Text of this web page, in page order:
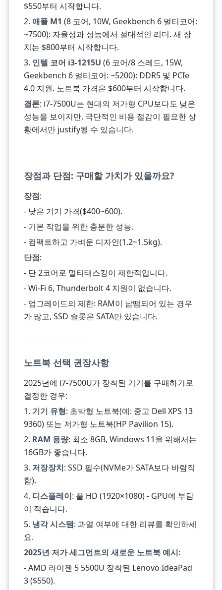
$550부터 시작합니다.
2. 애플 M1 (8 코어, 10W, Geekbench 6 멀티코어:
~7500): 자율성과 성능에서 절대적인 리더. 새 장
치는 $800부터 시작합니다.
3. 인텔 코어 i3-1215U (6 코어/8 스레드, 15W,
Geekbench 6 멀티코어: ~5200): DDR5 및 PCIe
4.0 지원. 노트북 가격은 $600부터 시작합니다.
결론: i7-7500U는 현대의 저가형 CPU보다도 낮은
성능을 보이지만, 극단적인 비용 절감이 필요한 상
황에서만 justify될 수 있습니다.
장점과 단점: 구매할 가치가 있을까요?
장점:
- 낮은 기기 가격($400~600).
- 기본 작업을 위한 충분한 성능.
- 컴팩트하고 가벼운 디자인(1.2~1.5kg).
단점:
- 단 2코어로 멀티태스킹이 제한적입니다.
- Wi-Fi 6, Thunderbolt 4 지원이 없습니다.
- 업그레이드의 제한: RAM이 납땜되어 있는 경우
가 많고, SSD 슬롯은 SATA만 있습니다.
노트북 선택 권장사항
2025년에 i7-7500U가 장착된 기기를 구매하기로
결정한 경우:
1. 기기 유형: 초박형 노트북(예: 중고 Dell XPS 13
9360) 또는 저가형 노트북(HP Pavilion 15).
2. RAM 용량: 최소 8GB, Windows 11을 위해서는
16GB가 좋습니다.
3. 저장장치: SSD 필수(NVMe가 SATA보다 바람직
함).
4. 디스플레이: 풀 HD (1920×1080) - GPU에 부담
이 적습니다.
5. 냉각 시스템: 과열 여부에 대한 리뷰를 확인하세
요.
2025년 저가 세그먼트의 새로운 노트북 예시:
- AMD 라이젠 5 5500U 장착된 Lenovo IdeaPad
3 ($550).